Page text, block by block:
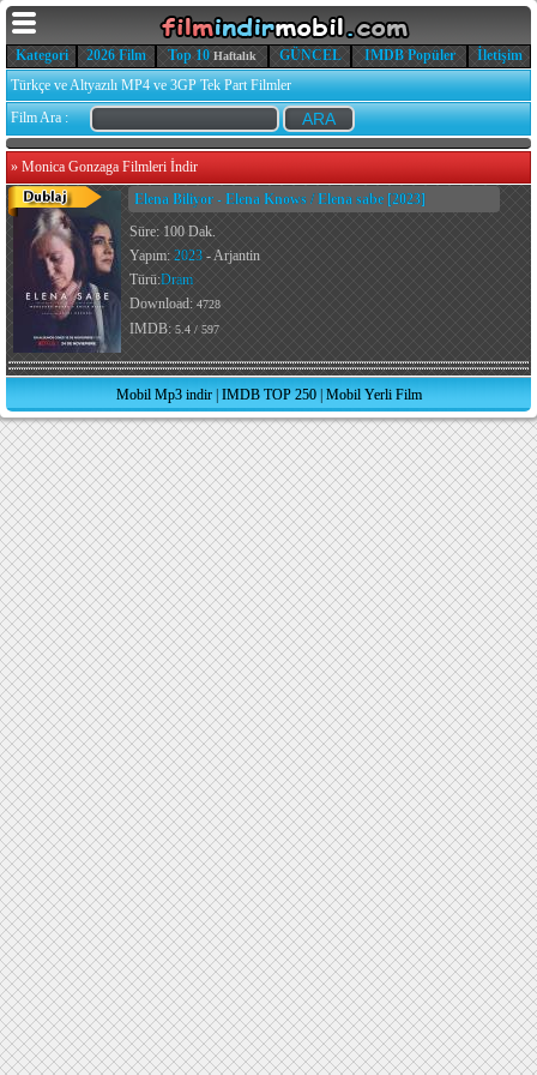
Kategori 2026 Film Top 10 Haftalık GÜNCEL IMDB Popüler
İletişim
Türkçe ve Altyazılı MP4 ve 3GP Tek Part Filmler
Film Ara :
» Monica Gonzaga Filmleri İndir
Elena Biliyor - Elena Knows / Elena sabe [2023]
Süre: 100 Dak.
Yapım: 2023 - Arjantin
Türü:Dram
Download: 4728
IMDB: 5.4 / 597
Mobil Mp3 indir| IMDB TOP 250| Mobil Yerli Film